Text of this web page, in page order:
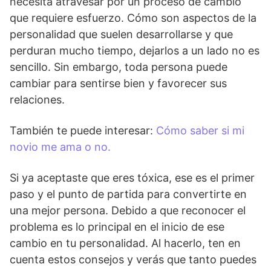
que requiere esfuerzo. Cómo son aspectos de la
personalidad que suelen desarrollarse y que
perduran mucho tiempo, dejarlos a un lado no es
sencillo. Sin embargo, toda persona puede
cambiar para sentirse bien y favorecer sus
relaciones.
También te puede interesar: Cómo saber si mi
novio me ama o no.
Si ya aceptaste que eres tóxica, ese es el primer
paso y el punto de partida para convertirte en
una mejor persona. Debido a que reconocer el
problema es lo principal en el inicio de ese
cambio en tu personalidad. Al hacerlo, ten en
cuenta estos consejos y verás que tanto puedes